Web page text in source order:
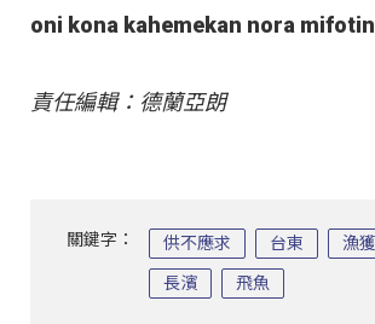
oni kona kahemekan nora
責任編輯：德蘭亞朗
關鍵字： 供不應求 台東 漁
長濱 飛魚